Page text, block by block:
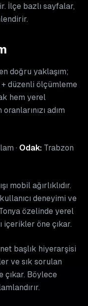
İlçe bazlı sayfalar,
doğru yaklaşım;
+ düzenli ölçümleme
hem yerel
adım
· Odak: Trabzon
mobil ağırlıklıdır.
deneyimi ve
özelinde yerel
içerikler öne çıkar.
başlık hiyerarşisi
ve sık sorulan
çıkar. Böylece